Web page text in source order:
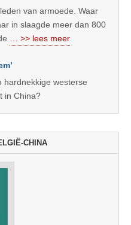
van armoede. Waar
in slaagde meer dan 800
… >> lees meer
hardnekkige westerse
in China?
CHINA